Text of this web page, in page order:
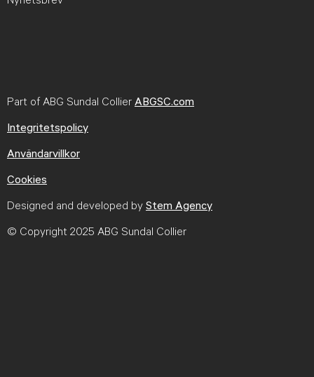
Part of ABG Sundal Collier ABGSC.com
Integritetspolicy
Användarvillkor
Cookies
Designed and developed by Stem Agency
© Copyright 2025 ABG Sundal Collier